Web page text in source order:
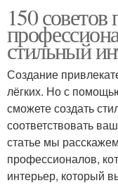
150 советов
стильный
Создание
лёгких. Но с
сможете создать
соответствовать
статье мы
профессионалов,
интерьер, который